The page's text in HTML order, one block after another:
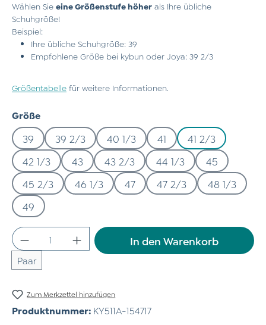
Wählen Sie eine Größenstufe höher als Ihre übliche
Schuhgröße!
Beispiel:
Ihre übliche Schuhgröße: 39
Empfohlene Größe bei kybun oder Joya: 39 2/3
Größentabelle für weitere Informationen.
Größeauswählen
39 39 2/3 40 1/3 41
41 2/3
42 1/3
43 43 2/3 44 1/3
45
45 2/3
46 1/3 47 47 2/3
48 1/3
49
Produkt Anzahl: Gib den gewünschten
Paar
In den Warenkorb
Zum Merkzettel hinzufügen
Produktnummer: KY511A-154717